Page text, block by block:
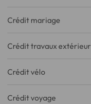
Crédit mariage
Crédit travaux extérieur
Crédit vélo
Crédit voyage